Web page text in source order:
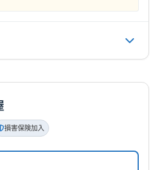
損害保険加入